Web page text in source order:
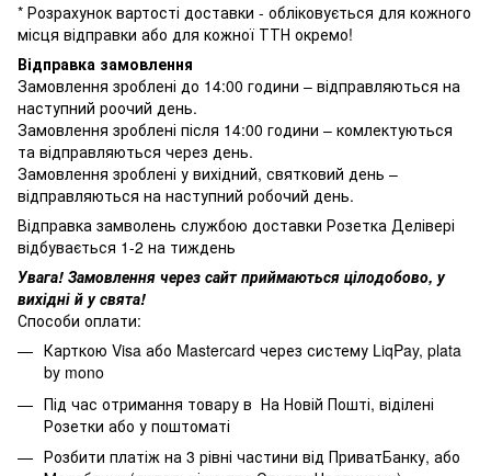
* Розрахунок вартості доставки - обліковується для кожного
місця відправки або для кожної ТТН окремо!
Відправка замовлення
Замовлення зроблені до 14:00 години – відправляються на
наступний роочий день.
Замовлення зроблені після 14:00 години – комлектуються
та відправляються через день.
Замовлення зроблені у вихідний, святковий день –
відправляються на наступний робочий день.
Відправка замволень службою доставки Розетка Делівері
відбувається 1-2 на тиждень
Увага! Замовлення через сайт приймаються цілодобово, у
вихідні й у свята!
Способи оплати:
Карткою Visa або Mastercard через систему LiqPay, plata
by mono
Під час отримання товару в На Новій Пошті, віділені
Розетки або у поштоматі
Розбити платіж на 3 рівні частини від ПриватБанку, або